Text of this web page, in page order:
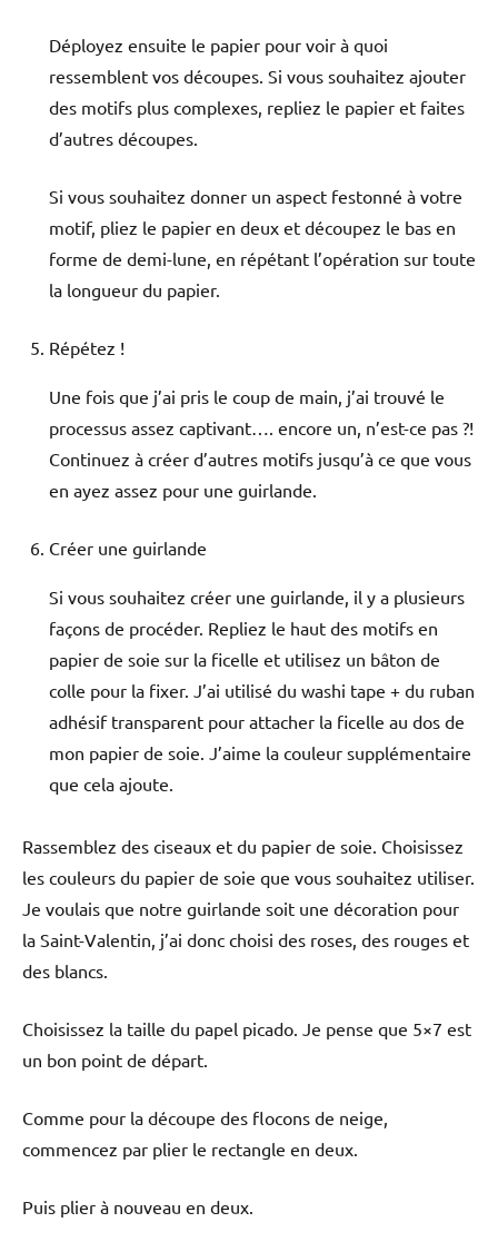
Déployez ensuite le papier pour voir à quoi
ressemblent vos découpes. Si vous souhaitez ajouter
des motifs plus complexes, repliez le papier et faites
d’autres découpes.
Si vous souhaitez donner un aspect festonné à votre
motif, pliez le papier en deux et découpez le bas en
forme de demi-lune, en répétant l’opération sur toute
la longueur du papier.
Répétez !
Une fois que j’ai pris le coup de main, j’ai trouvé le
processus assez captivant…. encore un, n’est-ce pas ?!
Continuez à créer d’autres motifs jusqu’à ce que vous
en ayez assez pour une guirlande.
Créer une guirlande
Si vous souhaitez créer une guirlande, il y a plusieurs
façons de procéder. Repliez le haut des motifs en
papier de soie sur la ficelle et utilisez un bâton de
colle pour la fixer. J’ai utilisé du washi tape + du ruban
adhésif transparent pour attacher la ficelle au dos de
mon papier de soie. J’aime la couleur supplémentaire
que cela ajoute.
Rassemblez des ciseaux et du papier de soie. Choisissez
les couleurs du papier de soie que vous souhaitez utiliser.
Je voulais que notre guirlande soit une décoration pour
la Saint-Valentin, j’ai donc choisi des roses, des rouges et
des blancs.
Choisissez la taille du papel picado. Je pense que 5×7 est
un bon point de départ.
Comme pour la découpe des flocons de neige,
commencez par plier le rectangle en deux.
Puis plier à nouveau en deux.